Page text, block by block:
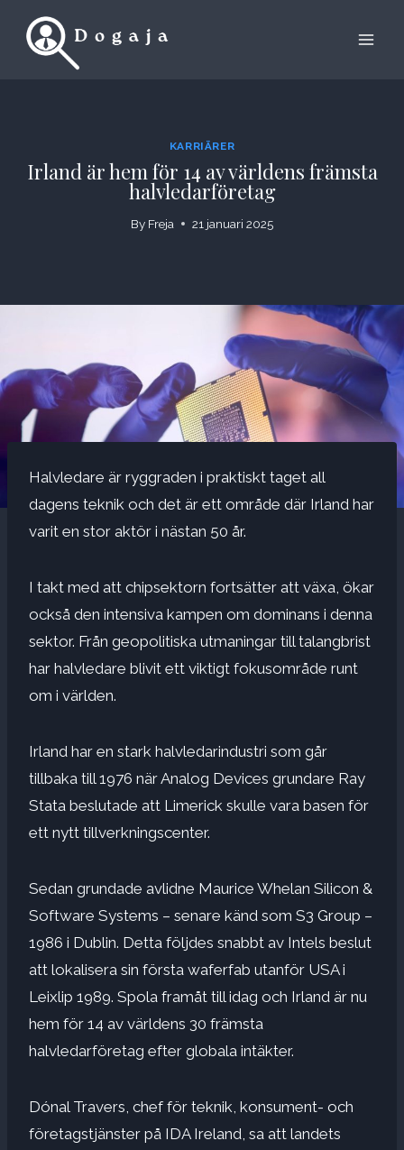
KARRIÄRER
Irland är hem för 14 av världens främsta
halvledarföretag
By Freja 21 januari 2025
Halvledare är ryggraden i praktiskt taget all
dagens teknik och det är ett område där Irland har
varit en stor aktör i nästan 50 år.
I takt med att chipsektorn fortsätter att växa, ökar
också den intensiva kampen om dominans i denna
sektor. Från geopolitiska utmaningar till talangbrist
har halvledare blivit ett viktigt fokusområde runt
om i världen.
Irland har en stark halvledarindustri som går
tillbaka till 1976 när Analog Devices grundare Ray
Stata beslutade att Limerick skulle vara basen för
ett nytt tillverkningscenter.
Sedan grundade avlidne Maurice Whelan Silicon &
Software Systems – senare känd som S3 Group –
1986 i Dublin. Detta följdes snabbt av Intels beslut
att lokalisera sin första waferfab utanför USA i
Leixlip 1989. Spola framåt till idag och Irland är nu
hem för 14 av världens 30 främsta
halvledarföretag efter globala intäkter.
Dónal Travers, chef för teknik, konsument- och
företagstjänster på IDA Ireland, sa att landets